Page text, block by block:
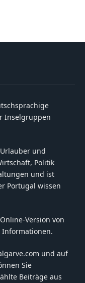
Inselgruppen
und
Politik
und ist
Portugal wissen
Version von
Informationen.
und auf
Sie
Beiträge aus